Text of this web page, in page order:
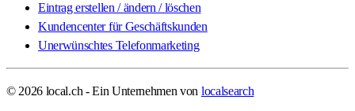
Eintrag erstellen / ändern / löschen
Kundencenter für Geschäftskunden
Unerwünschtes Telefonmarketing
© 2026 local.ch - Ein Unternehmen von localsearch